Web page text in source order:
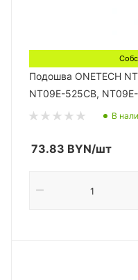
Подошва ONETECH
NT09E-525CB,
В
73.83 BYN/шт